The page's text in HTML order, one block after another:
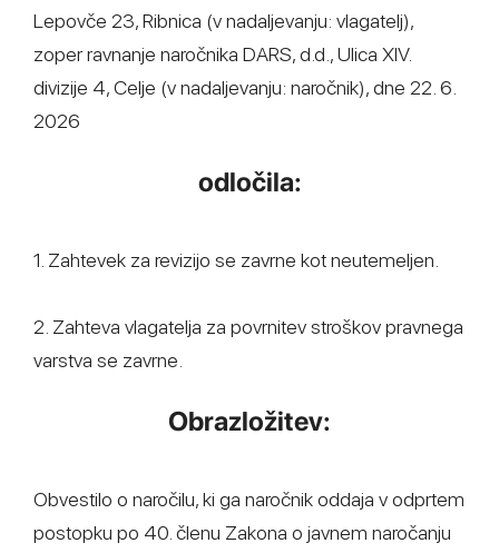
Lepovče 23, Ribnica (v nadaljevanju: vlagatelj),
zoper ravnanje naročnika DARS, d.d., Ulica XIV.
divizije 4, Celje (v nadaljevanju: naročnik), dne 22. 6.
2026
odločila:
1. Zahtevek za revizijo se zavrne kot neutemeljen.
2. Zahteva vlagatelja za povrnitev stroškov pravnega
varstva se zavrne.
Obrazložitev:
Obvestilo o naročilu, ki ga naročnik oddaja v odprtem
postopku po 40. členu Zakona o javnem naročanju